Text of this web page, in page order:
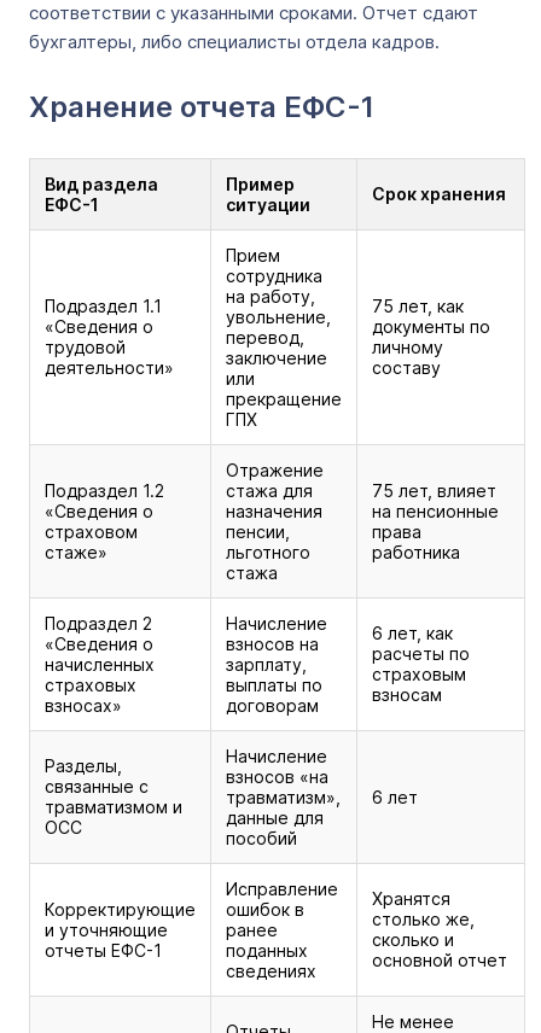
соответствии с указанными сроками. Отчет сдают
бухгалтеры, либо специалисты отдела кадров.
Хранение отчета ЕФС-1
Вид раздела
ЕФС-1
Пример
ситуации
Срок хранения
Подраздел 1.1
«Сведения о
трудовой
деятельности»
Прием
сотрудника
на работу,
увольнение,
перевод,
заключение
или
прекращение
ГПХ
75 лет, как
документы по
личному
составу
Подраздел 1.2
«Сведения о
страховом
стаже»
Отражение
стажа для
назначения
пенсии,
льготного
стажа
75 лет, влияет
на пенсионные
права
работника
Подраздел 2
«Сведения о
начисленных
страховых
взносах»
Начисление
взносов на
зарплату,
выплаты по
договорам
6 лет, как
расчеты по
страховым
взносам
Разделы,
связанные с
травматизмом и
ОСС
Начисление
взносов «на
травматизм»,
данные для
пособий
6 лет
Корректирующие
и уточняющие
отчеты ЕФС-1
Исправление
ошибок в
ранее
поданных
сведениях
Хранятся
столько же,
сколько и
основной отчет
Не менее